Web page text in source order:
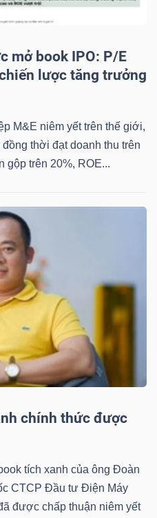
mở book IPO: P/E
lược tăng trưởng
M&E niêm yết trên thế giới,
thời đạt doanh thu trên
gộp trên 20%, ROE...
chính thức được
tích xanh của ông Đoàn
CTCP Đầu tư Điện Máy
được chấp thuận niêm yết